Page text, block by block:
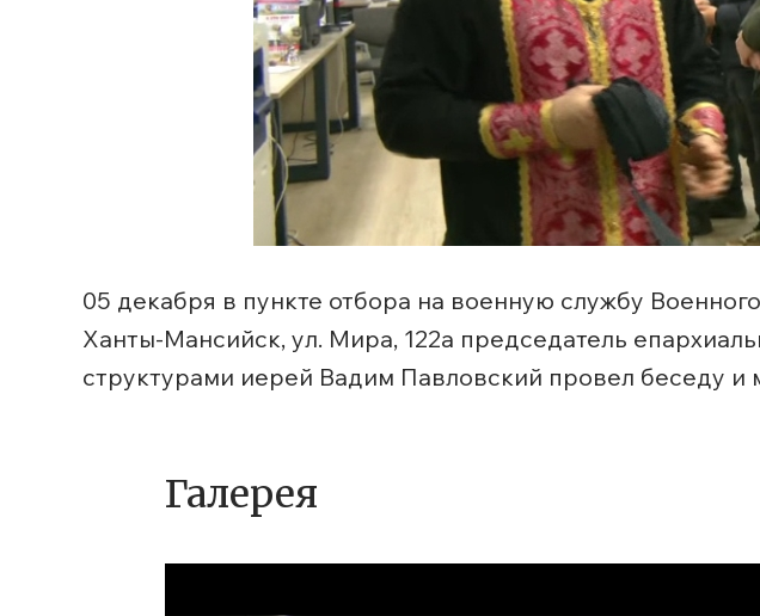
05 декабря в пункте отбора на военную службу
Ханты-Мансийск, ул. Мира, 122а председатель
структурами иерей Вадим Павловский провел беседу
Галерея